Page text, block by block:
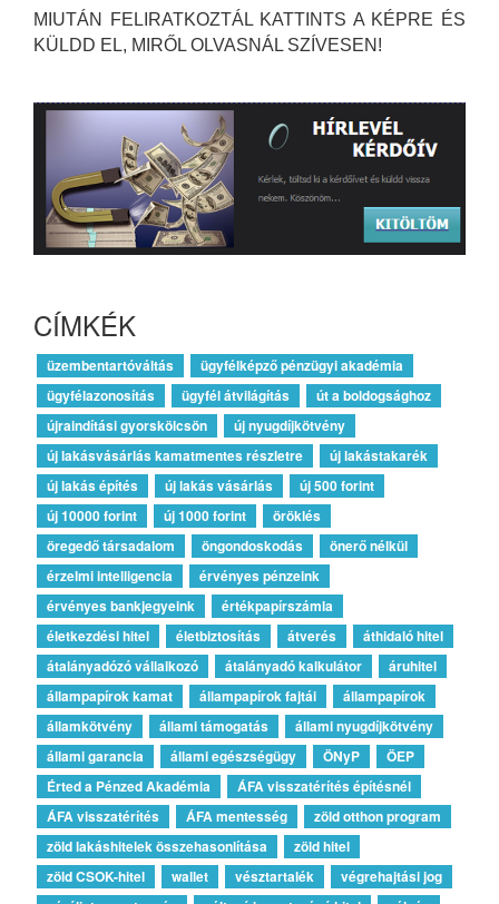
MIUTÁN FELIRATKOZTÁL KATTINTS A KÉPRE ÉS
KÜLDD EL, MIRŐL OLVASNÁL SZÍVESEN!
CÍMKÉK
üzembentartóváltás
ügyfélképző pénzügyi akadémia
ügyfélazonosítás
ügyfél átvilágítás
út a boldogsághoz
újraindítási gyorskölcsön
új nyugdíjkötvény
új lakásvásárlás kamatmentes részletre
új lakástakarék
új lakás építés
új lakás vásárlás
új 500 forint
új 10000 forint
új 1000 forint
öröklés
öregedő társadalom
öngondoskodás
önerő nélkül
érzelmi intelligencia
érvényes pénzeink
érvényes bankjegyeink
értékpapírszámla
életkezdési hitel
életbiztosítás átverés
áthidaló hitel
átalányadózó vállalkozó
átalányadó kalkulátor
áruhitel
állampapírok kamat
állampapírok fajtái
állampapírok
államkötvény
állami támogatás
állami nyugdíjkötvény
állami garancia
állami egészségügy ÖNyP
ÖEP
Érted a Pénzed Akadémia
ÁFA visszatérítés építésnél
ÁFA visszatérítés
ÁFA mentesség
zöld otthon program
zöld lakáshitelek összehasonlítása
zöld hitel
zöld CSOK-hitel
wallet vésztartalék
végrehajtási jog